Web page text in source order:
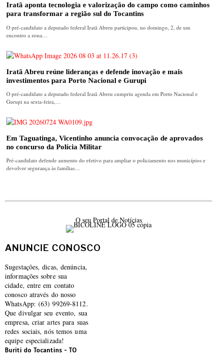
Iratã aponta tecnologia e valorização do campo como caminhos
para transformar a região sul do Tocantins
O pré-candidato a deputado federal Iratã Abreu participou, no domingo, 2, de um
encontro a zona…
Iratã Abreu reúne lideranças e defende inovação e mais
investimentos para Porto Nacional e Gurupi
O pré-candidato a deputado federal Iratã Abreu cumpriu agenda em Porto Nacional e
Gurupi na sexta-feira,…
Em Taguatinga, Vicentinho anuncia convocação de aprovados
no concurso da Polícia Militar
Pré-candidato defende aumento do efetivo para ampliar o policiamento nos municípios e
devolver segurança às famílias…
O seu Portal de Notícias
ANUNCIE CONOSCO
Sugestações, dicas, denúncia,
informações sobre sua
cidade, entre em contato
conosco através do nosso
WhatsApp: (63) 99269-8112.
Que divulgar seu evento, sua
empresa, criar artes para suas
redes sociais, nós temos uma
equipe especializada!
Buriti do Tocantins - TO